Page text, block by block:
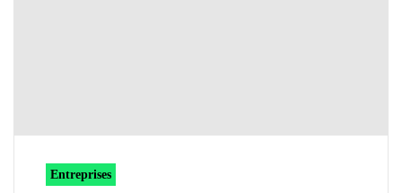
Entreprises